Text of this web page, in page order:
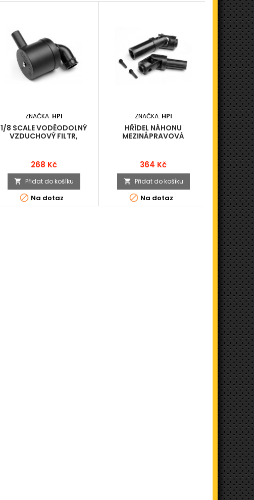
ZNAČKA: HPI
1/8 SCALE VODĚODOLNÝ
VZDUCHOVÝ FILTR,
Cena
268 Kč
 Přidat do košíku
 Na dotaz
ZNAČKA: HPI
HŘÍDEL NÁHONU
MEZINÁPRAVOVÁ
Cena
364 Kč
 Přidat do košíku
 Na dotaz
OSY

 K